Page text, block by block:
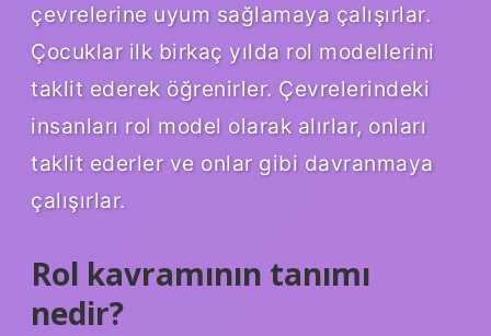
çevrelerine uyum sağlamaya çalışırlar.
Çocuklar ilk birkaç yılda rol modellerini
taklit ederek öğrenirler. Çevrelerindeki
insanları rol model olarak alırlar, onları
taklit ederler ve onlar gibi davranmaya
çalışırlar.
Rol kavramının tanımı
nedir?